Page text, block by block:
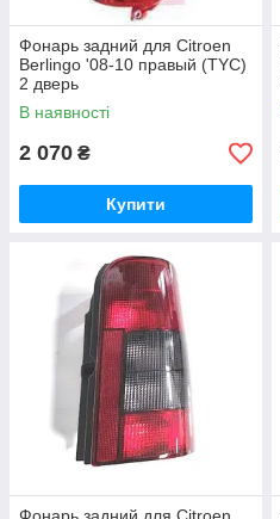
Фонарь задний для Citroen
Berlingo '08-10 правый (TYC)
2 дверь
В наявності
2 070 ₴
Купити